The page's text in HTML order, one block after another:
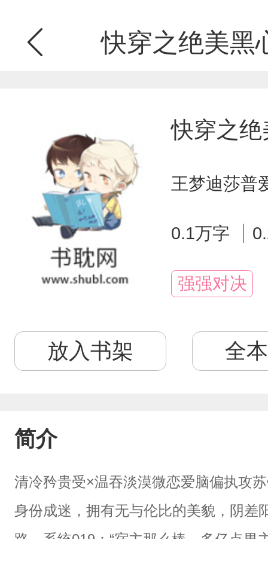
快穿之绝美黑
快穿之
王梦迪莎普
0.1万字
强强对决
放入书架 全
简介
清冷矜贵受×温吞淡漠微恋爱脑偏执攻
身份成迷，拥有无与伦比的美貌，阴差
路。系统019：“宿主那么棒，多亿